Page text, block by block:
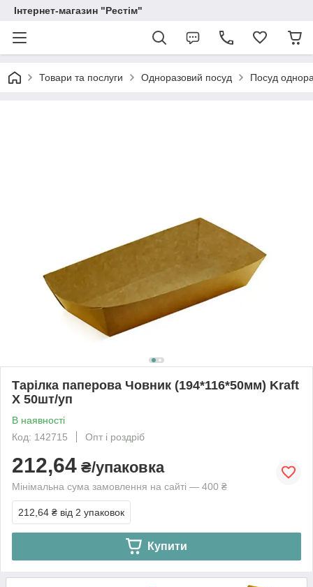
Інтернет-магазин "Рестім"
Товари та послуги Одноразовий посуд Посуд
Тарілка паперова Човник (194*116*50мм) Kraft
Х 50шт/уп
В наявності
Код: 142715
Опт і роздріб
212,64 ₴/упаковка
Мінімальна сума замовлення на сайті — 400 ₴
212,64 ₴ від 2 упаковок
Купити